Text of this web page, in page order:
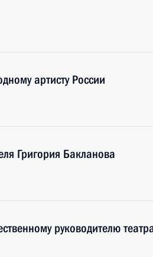
артисту России
Григория Бакланова
руководителю